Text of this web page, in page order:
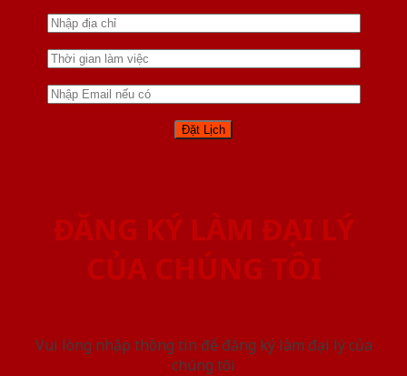
ĐĂNG KÝ LÀM ĐẠI LÝ
CỦA CHÚNG TÔI
Vui lòng nhập thông tin để đăng ký làm đại lý của
chúng tôi